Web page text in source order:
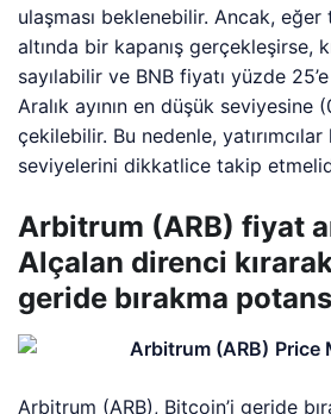
ulaşması beklenebilir. Ancak,
altında bir kapanış gerçekleşirse,
sayılabilir ve BNB fiyatı yüzde
Aralık ayının en düşük seviyesine
çekilebilir. Bu nedenle, yatırımcılar
seviyelerini dikkatlice takip
Arbitrum (ARB) fiyat
Alçalan direnci
geride bırakma
Arbitrum (ARB), Bitcoin’i geride